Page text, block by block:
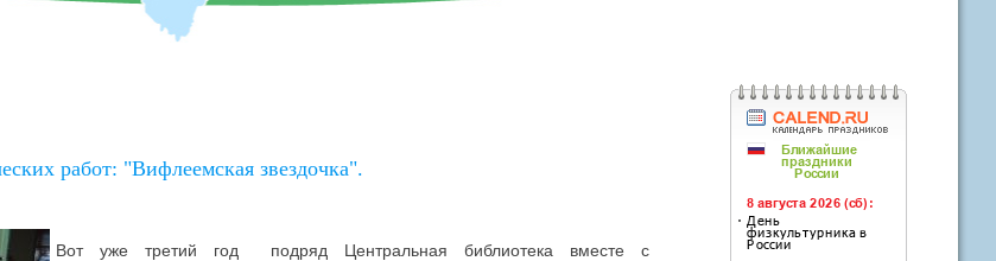
работ: "Вифлеемская звездочка".
Вот уже третий год подряд Центральная библиотека вместе с